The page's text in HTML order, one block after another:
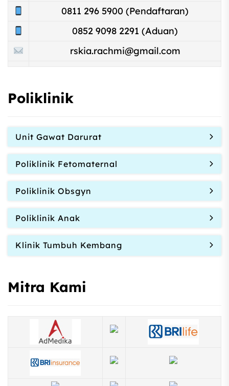
0811 296 5900 (Pendaftaran)
0852 9098 2291 (Aduan)
rskia.rachmi@gmail.com
Poliklinik
Unit Gawat Darurat
Poliklinik Fetomaternal
Poliklinik Obsgyn
Poliklinik Anak
Klinik Tumbuh Kembang
Mitra Kami